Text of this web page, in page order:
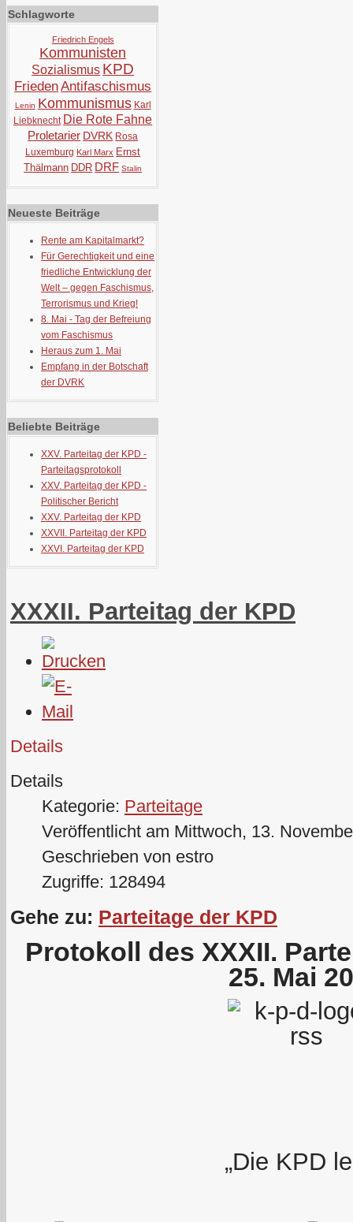
Schlagworte
Friedrich Engels
Kommunisten
Sozialismus KPD
FriedenAntifaschismus
Lenin Kommunismus Karl
Liebknecht Die Rote Fahne
Proletarier DVRK Rosa
Luxemburg Karl Marx Ernst
Thälmann DDR DRF Stalin
Neueste Beiträge
Rente am Kapitalmarkt?
Für Gerechtigkeit und eine
friedliche Entwicklung der
Welt – gegen Faschismus,
Terrorismus und Krieg!
8. Mai - Tag der Befreiung
vom Faschismus
Heraus zum 1. Mai
Empfang in der Botschaft
der DVRK
Beliebte Beiträge
XXV. Parteitag der KPD -
Parteitagsprotokoll
XXV. Parteitag der KPD -
Politischer Bericht
XXV. Parteitag der KPD
XXVII. Parteitag der KPD
XXVI. Parteitag der KPD
XXXII. Parteitag der KPD
Details
Details
Kategorie: Parteitage
Veröffentlicht am Mittwoch, 13.
Geschrieben von estro
Zugriffe: 128494
Gehe zu: Parteitage der KPD
Protokoll des XXXII.
25. Mai
„Die KPD